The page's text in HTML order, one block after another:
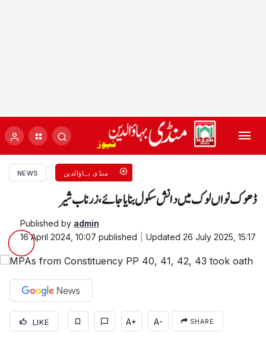
NEWS منڈی بہاؤالدین
ڈھوک نواں لوک میں دانش سکول بنایا جائے، زرناب شیر
Published by admin
16 April 2024, 10:07 published Updated 26 July 2025, 15:17
LIKE A+ A- SHARE